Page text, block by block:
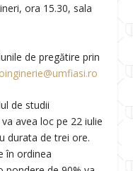
ora 15.30, sala
de pregătire prin
de studii
avea loc pe 22 iulie
durata de trei ore.
în ordinea